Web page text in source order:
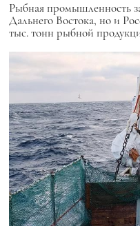
Рыбная промышленность
Дальнего Востока, но и
тыс. тонн рыбной